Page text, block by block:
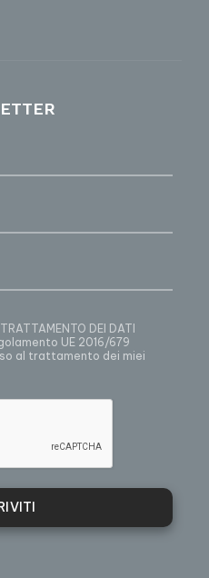
DEI DATI
UE 2016/679
al trattamento dei miei